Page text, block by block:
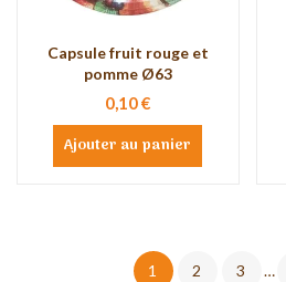
Capsule fruit rouge et
pomme Ø63
0,10 €
Ajouter au panier
1 2 3 …